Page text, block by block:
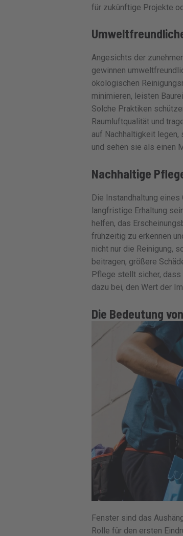
für zukünftige Projekte
Angesichts der
gewinnen
ökologischen
minimieren, leisten
Solche Praktiken
Raumluftqualität und
auf Nachhaltigkeit
und sehen sie als einen
Nachhaltige
Die Instandhaltung
langfristige Erhaltung
helfen, das
frühzeitig zu erkennen
nicht nur die Reinigung,
beitragen, größere
Pflege stellt sicher,
dazu bei, den Wert der
Die Bedeutung
Fenster sind das
Rolle für den ersten